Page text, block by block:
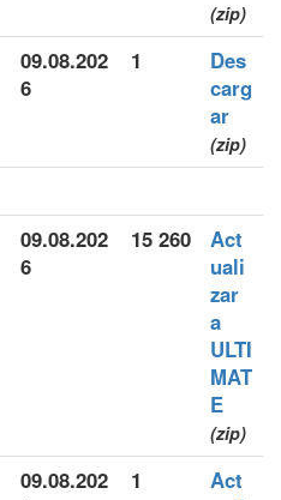
(zip)
09.08.202
6
1
Des
carg
ar
(zip)
09.08.202
6
15 260
Act
uali
zar
a
ULTI
MAT
E
(zip)
09.08.202
1
Act